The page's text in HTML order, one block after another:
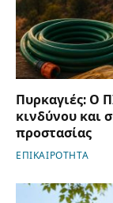
Πυρκαγιές: Ο
κινδύνου και
προστασίας
ΕΠΙΚΑΙΡΟΤΗΤΑ